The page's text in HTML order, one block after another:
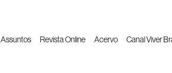
Assuntos Revista Online Acervo Canal Viver